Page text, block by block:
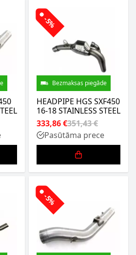
-5%
Bezmaksas piegāde
HEADPIPE HGS SXF450
16-18 STAINLESS STEEL
333,86 €351,43 €
Pasūtāma prece
-5%